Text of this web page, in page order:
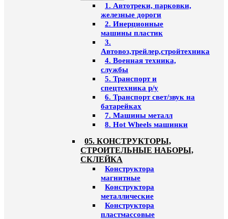
1. Автотреки, парковки,
железные дороги
2. Инерционные
машины пластик
3.
Автовоз,трейлер,стройтехника
4. Военная техника,
службы
5. Транспорт и
спецтехника р/у
6. Транспорт свет/звук на
батарейках
7. Машины металл
8. Hot Wheels машинки
05. КОНСТРУКТОРЫ,
СТРОИТЕЛЬНЫЕ НАБОРЫ,
СКЛЕЙКА
Конструктора
магнитные
Конструктора
металлические
Конструктора
пластмассовые